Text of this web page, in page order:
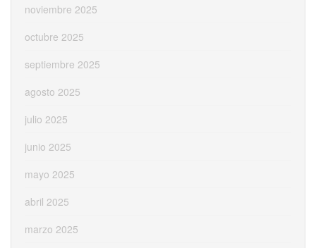
noviembre 2025
octubre 2025
septiembre 2025
agosto 2025
julio 2025
junio 2025
mayo 2025
abril 2025
marzo 2025